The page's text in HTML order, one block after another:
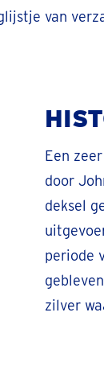
van
Een
door
deksel
periode
zilver